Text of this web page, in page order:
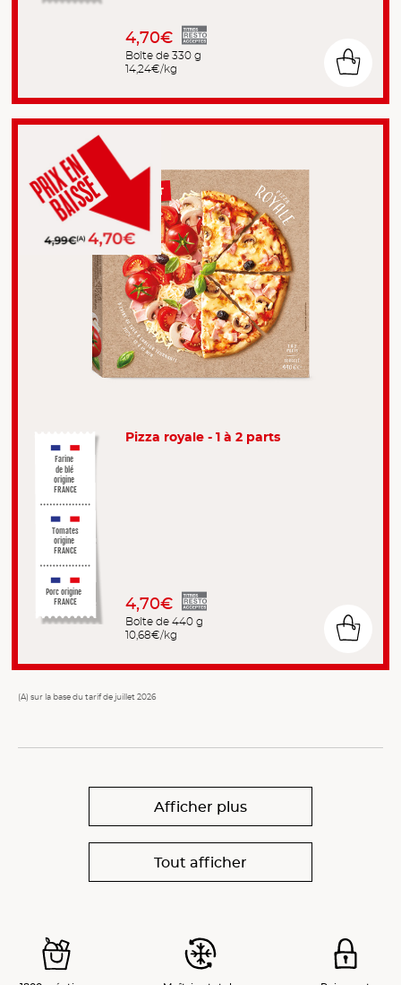
4,70€
Boîte de 330 g
14,24€/kg
Porc origine
FRANCE
Tomates
origine
FRANCE
Farine
de blé
origine
FRANCE
Pizza royale - 1 à 2 parts
4,70€
Boîte de 440 g
10,68€/kg
(A) sur la base du tarif de juillet 2026
Afficher plus
Tout afficher